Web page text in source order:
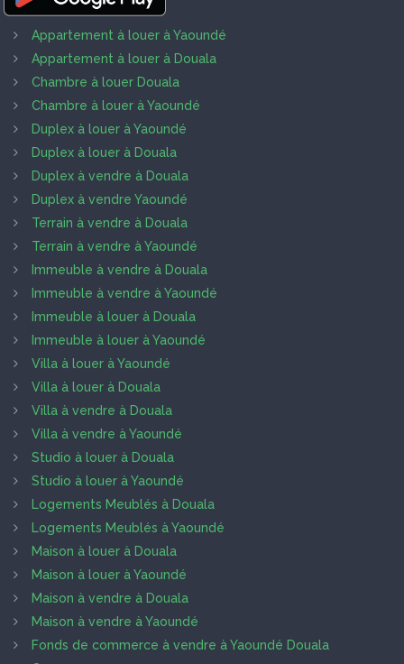
Appartement à louer à Yaoundé
Appartement à louer à Douala
Chambre à louer Douala
Chambre à louer à Yaoundé
Duplex à louer à Yaoundé
Duplex à louer à Douala
Duplex à vendre à Douala
Duplex à vendre Yaoundé
Terrain à vendre à Douala
Terrain à vendre à Yaoundé
Immeuble à vendre à Douala
Immeuble à vendre à Yaoundé
Immeuble à louer à Douala
Immeuble à louer à Yaoundé
Villa à louer à Yaoundé
Villa à louer à Douala
Villa à vendre à Douala
Villa à vendre à Yaoundé
Studio à louer à Douala
Studio à louer à Yaoundé
Logements Meublés à Douala
Logements Meublés à Yaoundé
Maison à louer à Douala
Maison à louer à Yaoundé
Maison à vendre à Douala
Maison à vendre à Yaoundé
Fonds de commerce à vendre à Yaoundé Douala